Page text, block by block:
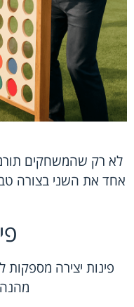
לא רק שהמשחקים
אחד את השני בצורה
פינות יצירה